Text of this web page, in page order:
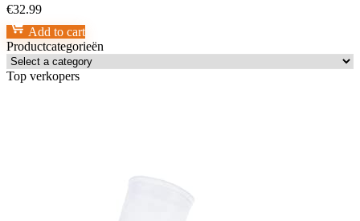
€32.99
Add to cart
Productcategorieën
Top verkopers